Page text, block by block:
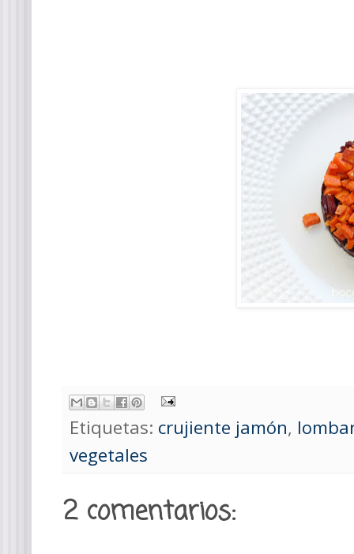
Etiquetas: crujiente jamón,
vegetales
2 comentarios: